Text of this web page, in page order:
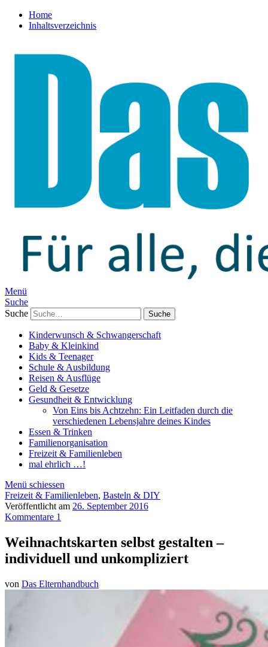
Home
Inhaltsverzeichnis
Menü
Suche
Suche
Kinderwunsch & Schwangerschaft
Baby & Kleinkind
Kids & Teenager
Schule & Ausbildung
Reisen & Ausflüge
Geld & Gesetze
Gesundheit & Entwicklung
Von Eins bis Achtzehn: Ein Leitfaden durch die
verschiedenen Lebensjahre deines Kindes
Essen & Trinken
Familienorganisation
Freizeit & Familienleben
mal ehrlich …!
Menü schiessen
Freizeit & Familienleben, Basteln & DIY
Veröffentlicht am 26. September 2016
Kommentare 1
Weihnachtskarten selbst gestalten –
individuell und unkompliziert
von Das Elternhandbuch